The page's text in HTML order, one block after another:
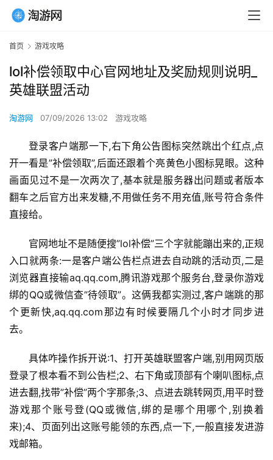
首页 游戏攻略
lol补偿领取中心官网地址及奖励规则说明_
英雄联盟活动
淘游网 07/09/2026 13:02 游戏攻略
登录客户端那一下,右下角公告图标突然跳出个红点,点
开一看是”补偿领取”,后面还跟着个亮黄色小图标晃眼。这种
画面见过不是一次两次了,基本就是服务器出问题或者版本
翻车之后官方出来发糖,不用做任务不用充值,账号符合条件
直接给。
官网地址不是随便搜”lol补偿”三个字就能蹦出来的,正规
入口就两条:一是客户端公告栏点进去自动跳的活动页,二是
浏览器直接输aq.qq.com,腾讯游戏那个服务台,登录你游戏
绑的QQ或微信查”待领取”。这俩我都实测过,客户端跳的那
个更新快,aq.qq.com那边有时候要隔几个小时才同步进
去。
具体咋操作拆开说:1、打开英雄联盟客户端,别用网页版
登录了根本看不到公告栏;2、右下角或顶部有个喇叭图标,点
进去翻,找带”补偿”两个字那条;3、点进去跳转网页,用平时登
游戏那个账号登(QQ或微信,绑的是哪个用哪个,别换着
来);4、页面列出这账号能领的东西,点一下,一般直接发进游
戏邮箱。